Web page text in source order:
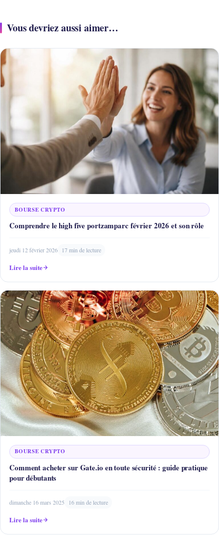
Vous devriez aussi aimer…
BOURSE CRYPTO
Comprendre le high five portzamparc février 2026 et son rôle
jeudi 12 février 2026 17 min de lecture
Lire la suite
BOURSE CRYPTO
Comment acheter sur Gate.io en toute sécurité : guide pratique
pour débutants
dimanche 16 mars 2025 16 min de lecture
Lire la suite